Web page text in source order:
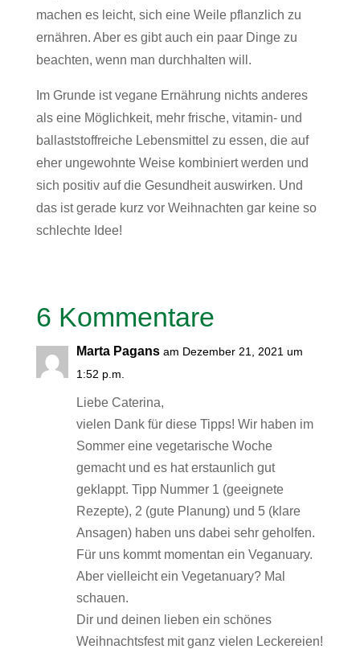
machen es leicht, sich eine Weile pflanzlich zu
ernähren. Aber es gibt auch ein paar Dinge zu
beachten, wenn man durchhalten will.
Im Grunde ist vegane Ernährung nichts anderes
als eine Möglichkeit, mehr frische, vitamin- und
ballaststoffreiche Lebensmittel zu essen, die auf
eher ungewohnte Weise kombiniert werden und
sich positiv auf die Gesundheit auswirken. Und
das ist gerade kurz vor Weihnachten gar keine so
schlechte Idee!
6 Kommentare
Marta Pagans am Dezember 21, 2021 um
1:52 p.m.
Liebe Caterina,
vielen Dank für diese Tipps! Wir haben im
Sommer eine vegetarische Woche
gemacht und es hat erstaunlich gut
geklappt. Tipp Nummer 1 (geeignete
Rezepte), 2 (gute Planung) und 5 (klare
Ansagen) haben uns dabei sehr geholfen.
Für uns kommt momentan ein Veganuary.
Aber vielleicht ein Vegetanuary? Mal
schauen.
Dir und deinen lieben ein schönes
Weihnachtsfest mit ganz vielen Leckereien!